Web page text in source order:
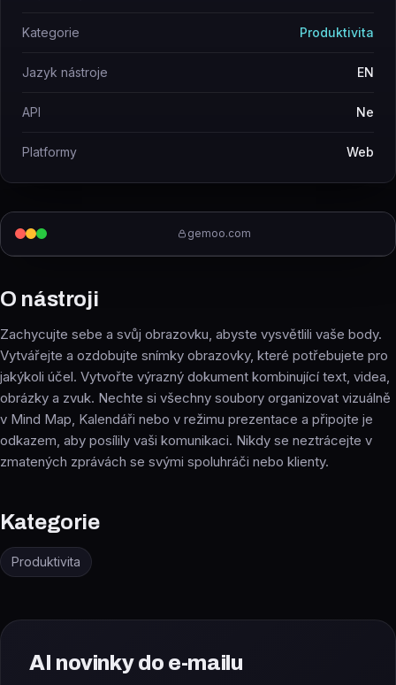
gemoo.com
O nástroji
Zachycujte sebe a svůj obrazovku, abyste vysvětlili vaše body.
Vytvářejte a ozdobujte snímky obrazovky, které potřebujete pro
jakýkoli účel. Vytvořte výrazný dokument kombinující text, videa,
obrázky a zvuk. Nechte si všechny soubory organizovat vizuálně
v Mind Map, Kalendáři nebo v režimu prezentace a připojte je
odkazem, aby posílily vaši komunikaci. Nikdy se neztrácejte v
zmatených zprávách se svými spoluhráči nebo klienty.
Kategorie
Produktivita
AI novinky do e-mailu
Kategorie Produktivita
Jazyk nástroje EN
API Ne
Platformy Web